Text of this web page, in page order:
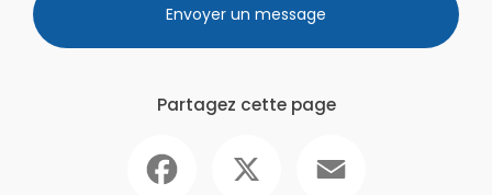
Envoyer un message
Partagez cette page